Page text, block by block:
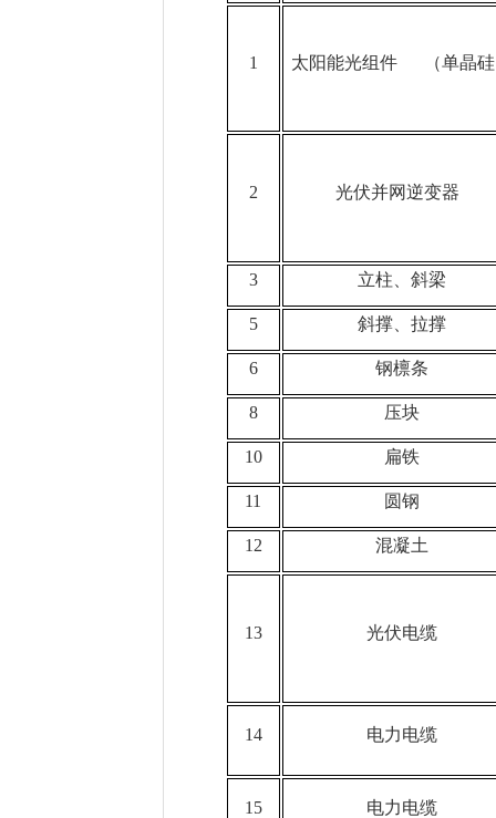
1 太阳能光组件 （单晶
2 光伏并网逆变器
3 立柱、斜梁
5 斜撑、拉撑
6 钢檩条
8 压块
10 扁铁
11 圆钢
12 混凝土
13 光伏电缆
14 电力电缆
15 电力电缆